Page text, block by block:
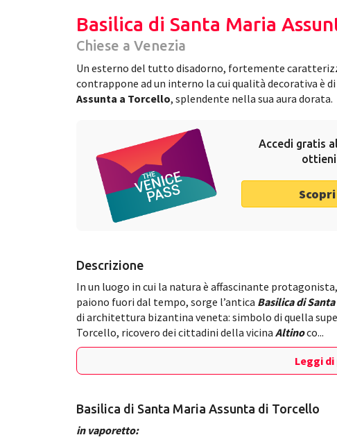
Basilica di Santa Maria
Chiese a Venezia
Un esterno del tutto disadorno, fortemente
contrappone ad un interno la cui qualità decorativa è
Assunta a Torcello, splendente nella sua aura dorata.
Accedi gratis
Descrizione
In un luogo in cui la natura è affascinante
paiono fuori dal tempo, sorge l’antica Basilica di
di architettura bizantina veneta: simbolo di quella
Torcello, ricovero dei cittadini della vicina Altinoco...
Leggi di
Basilica di Santa Maria Assunta di Torcello
in vaporetto: